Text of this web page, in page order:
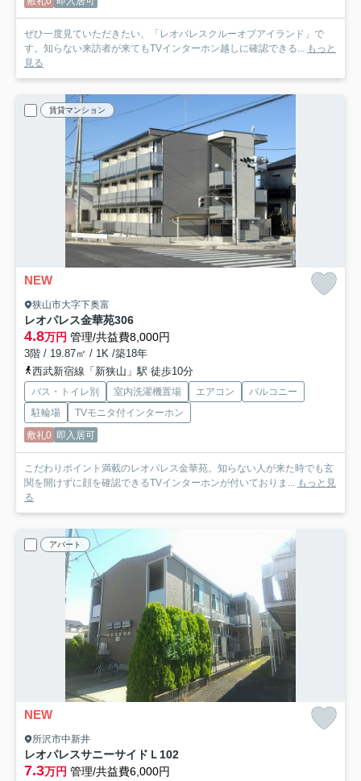
ぜひ一度見ていただきたい、「レオパレスクルーオブアイランド」で
す。知らない来訪者が来てもTVインターホン越しに確認できる... もっと
見る
賃貸マンション
NEW
狭山市大字下奥富
レオパレス金華苑306
4.8万円 管理/共益費8,000円
3階 / 19.87㎡ / 1K /築18年
西武新宿線「新狭山」駅 徒歩10分
バス・トイレ別 室内洗濯機置場 エアコン
バルコニー
駐輪場
TVモニタ付インターホン
敷礼0 即入居可
こだわりポイント満載のレオパレス金華苑。知らない人が来た時でも玄
関を開けずに顔を確認できるTVインターホンが付いておりま... もっと見
る
アパート
NEW
所沢市中新井
レオパレスサニーサイドＬ 102
7.3万円 管理/共益費6,000円